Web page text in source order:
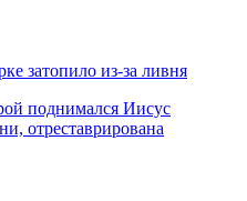
затопило из-за ливня
поднимался Иисус
отреставрирована